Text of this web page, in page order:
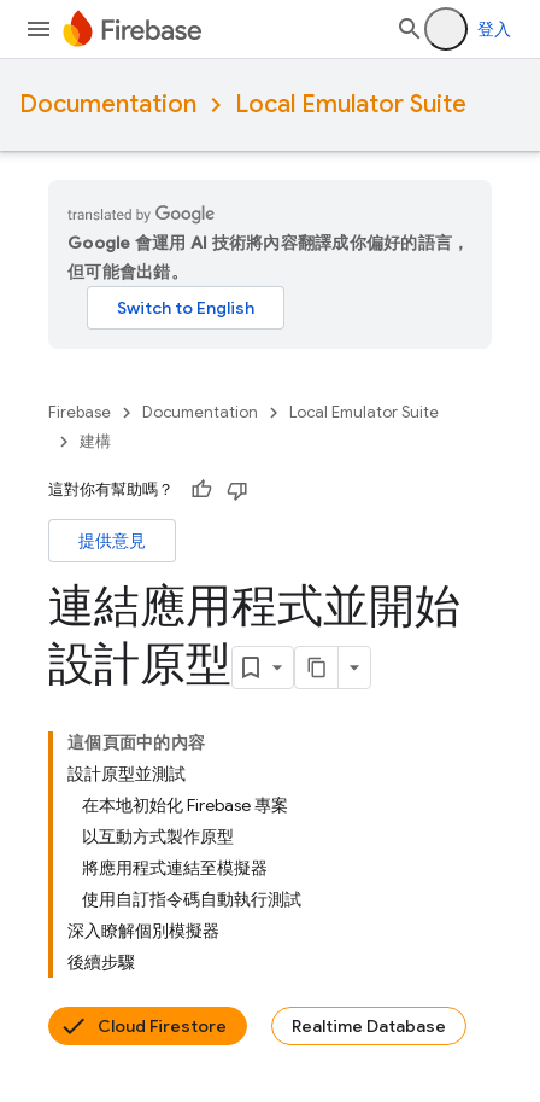
登入
Documentation Local Emulator Suite
Google 會運用 AI 技術將內容翻譯成你偏好的語言，
但可能會出錯。
Firebase Documentation
Local Emulator Suite
建構
這對你有幫助嗎？
提供意見
連結應用程式並開始
設計原型
這個頁面中的內容
設計原型並測試
在本地初始化 Firebase 專案
以互動方式製作原型
將應用程式連結至模擬器
使用自訂指令碼自動執行測試
深入瞭解個別模擬器
後續步驟
Cloud Firestore Realtime Database